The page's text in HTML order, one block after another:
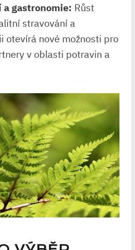
a gastronomie: Růst
stravování a
otevírá nové možnosti pro
v oblasti potravin a